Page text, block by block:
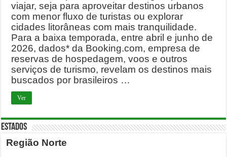
viajar, seja para aproveitar destinos urbanos
com menor fluxo de turistas ou explorar
cidades litorâneas com mais tranquilidade.
Para a baixa temporada, entre abril e junho de
2026, dados* da Booking.com, empresa de
reservas de hospedagem, voos e outros
serviços de turismo, revelam os destinos mais
buscados por brasileiros …
Ver
ESTADOS
Região Norte